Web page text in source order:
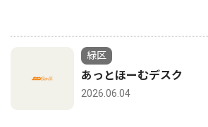
緑区
あっとほーむデスク
2026.06.04